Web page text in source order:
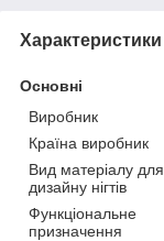
Характеристики
Основні
Виробник
Країна виробник
Вид матеріалу для
дизайну нігтів
Функціональне
призначення